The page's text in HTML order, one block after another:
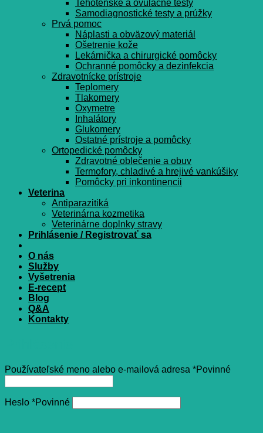
Tehotenské a ovulačné testy
Samodiagnostické testy a prúžky
Prvá pomoc
Náplasti a obväzový materiál
Ošetrenie kože
Lekárnička a chirurgické pomôcky
Ochranné pomôcky a dezinfekcia
Zdravotnícke prístroje
Teplomery
Tlakomery
Oxymetre
Inhalátory
Glukomery
Ostatné prístroje a pomôcky
Ortopedické pomôcky
Zdravotné oblečenie a obuv
Termofory, chladivé a hrejivé vankúšiky
Pomôcky pri inkontinencii
Veterina
Antiparazitiká
Veterinárna kozmetika
Veterinárne doplnky stravy
Prihlásenie / Registrovať sa
O nás
Služby
Vyšetrenia
E-recept
Blog
Q&A
Kontakty
Používateľské meno alebo e-mailová adresa *Povinné
Heslo *Povinné